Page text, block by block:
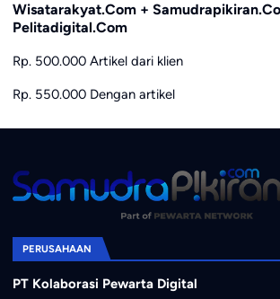
Wisatarakyat.Com +
Pelitadigital.Com
Rp. 500.000 Artikel dari klien
Rp. 550.000 Dengan artikel
PERUSAHAAN
PT Kolaborasi Pewarta Digital